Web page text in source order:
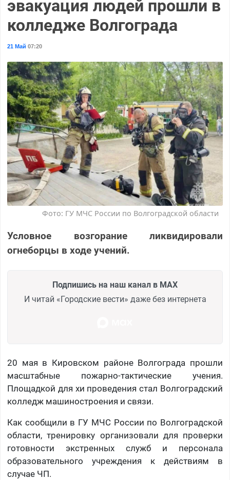
эвакуация людей прошли в
колледже Волгограда
21 Май 07:20
Фото: ГУ МЧС России по Волгоградской области
Условное возгорание ликвидировали
огнеборцы в ходе учений.
Подпишись на наш канал в MAX
И читай «Городские вести» даже без интернета
20 мая в Кировском районе Волгограда прошли
масштабные пожарно-тактические учения.
Площадкой для хи проведения стал Волгоградский
колледж машиностроения и связи.
Как сообщили в ГУ МЧС России по Волгоградской
области, тренировку организовали для проверки
готовности экстренных служб и персонала
образовательного учреждения к действиям в
случае ЧП.